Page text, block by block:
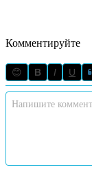
Комментируйте
😊 B I U